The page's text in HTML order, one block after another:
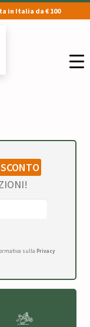
in Italia da € 100
sulla Privacy